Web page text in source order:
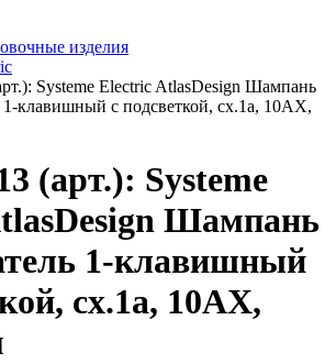
изделия
Systeme Electric AtlasDesign Шампань
клавишный с подсветкой, сх.1а, 10АХ,
(арт.): Systeme
Шампань
1-клавишный
сх.1а, 10АХ,